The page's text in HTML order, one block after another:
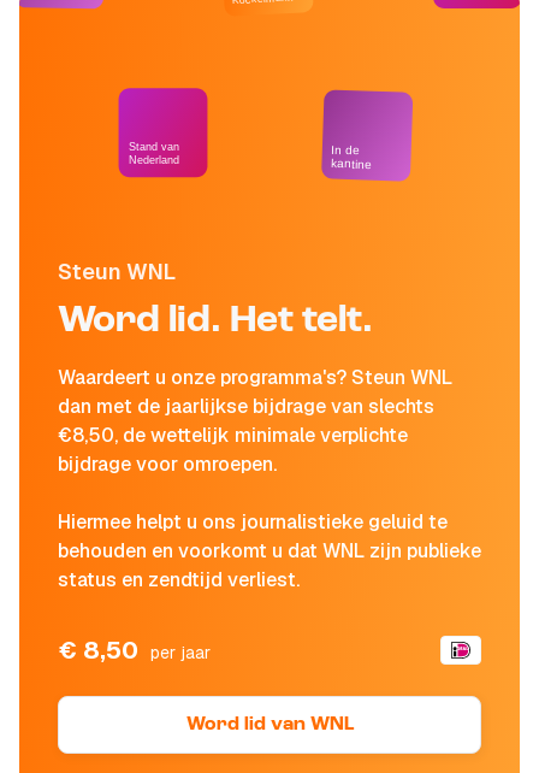
Steun WNL
Word lid. Het telt.
Waardeert u onze programma's? Steun WNL
dan met de jaarlijkse bijdrage van slechts
€8,50, de wettelijk minimale verplichte
bijdrage voor omroepen.
Hiermee helpt u ons journalistieke geluid te
behouden en voorkomt u dat WNL zijn publieke
status en zendtijd verliest.
€ 8,50 per jaar
Word lid van WNL
Stand van
Nederland
In de
kantine